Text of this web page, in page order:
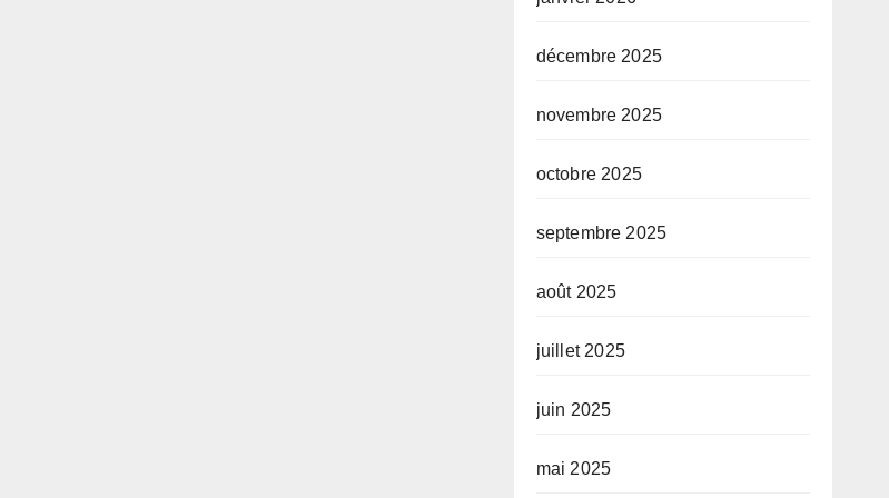
décembre 2025
novembre 2025
octobre 2025
septembre 2025
août 2025
juillet 2025
juin 2025
mai 2025